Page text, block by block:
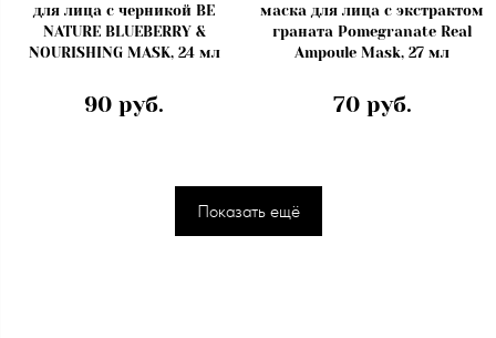
для лица с черникой BE
NATURE BLUEBERRY &
NOURISHING MASK, 24 мл
90 руб.
маска для лица с экстрактом
граната Pomegranate Real
Ampoule Mask, 27 мл
70 руб.
Показать ещё